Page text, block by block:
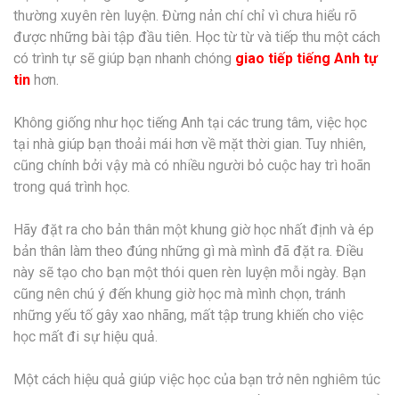
thường xuyên rèn luyện. Đừng nản chí chỉ vì chưa hiểu rõ
được những bài tập đầu tiên. Học từ từ và tiếp thu một cách
có trình tự sẽ giúp bạn nhanh chóng giao tiếp tiếng Anh tự
tin hơn.
Không giống như học tiếng Anh tại các trung tâm, việc học
tại nhà giúp bạn thoải mái hơn về mặt thời gian. Tuy nhiên,
cũng chính bởi vậy mà có nhiều người bỏ cuộc hay trì hoãn
trong quá trình học.
Hãy đặt ra cho bản thân một khung giờ học nhất định và ép
bản thân làm theo đúng những gì mà mình đã đặt ra. Điều
này sẽ tạo cho bạn một thói quen rèn luyện mỗi ngày. Bạn
cũng nên chú ý đến khung giờ học mà mình chọn, tránh
những yếu tố gây xao nhãng, mất tập trung khiến cho việc
học mất đi sự hiệu quả.
Một cách hiệu quả giúp việc học của bạn trở nên nghiêm túc